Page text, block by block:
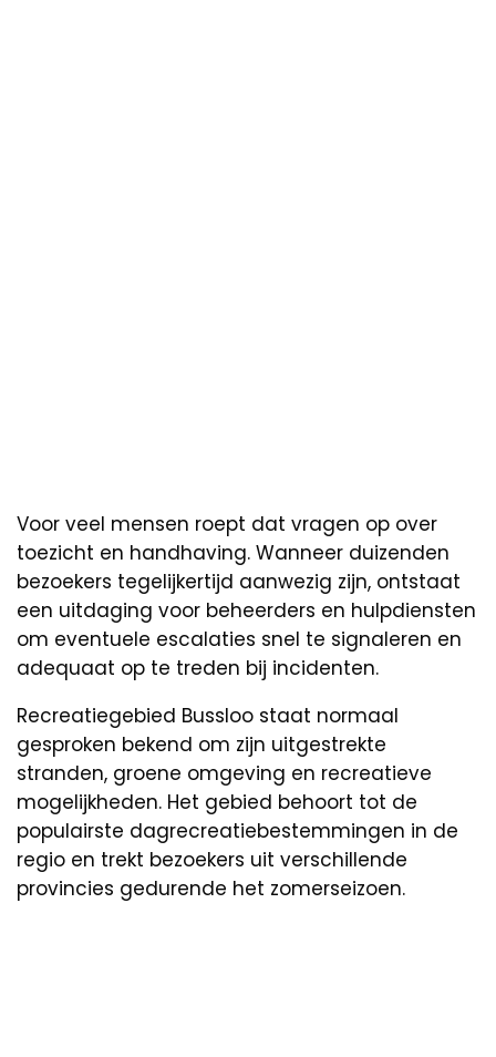
Voor veel mensen roept dat vragen op over
toezicht en handhaving. Wanneer duizenden
bezoekers tegelijkertijd aanwezig zijn, ontstaat
een uitdaging voor beheerders en hulpdiensten
om eventuele escalaties snel te signaleren en
adequaat op te treden bij incidenten.
Recreatiegebied Bussloo staat normaal
gesproken bekend om zijn uitgestrekte
stranden, groene omgeving en recreatieve
mogelijkheden. Het gebied behoort tot de
populairste dagrecreatiebestemmingen in de
regio en trekt bezoekers uit verschillende
provincies gedurende het zomerseizoen.